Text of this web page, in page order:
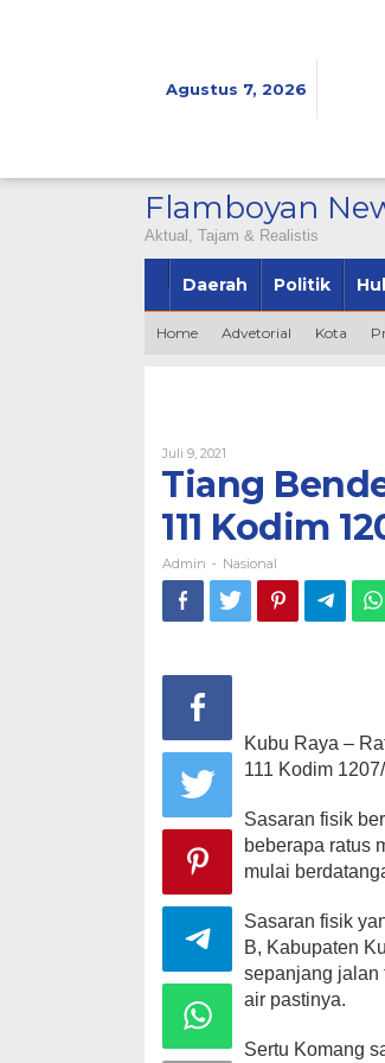
Agustus 7, 2026
Flamboyan
Aktual, Tajam & Realistis
Daerah Politik
Home Advetorial Kota
Juli 9, 2021
Tiang
111 Kodim
Admin - Nasional
Kubu Raya –
111 Kodim
Sasaran fisik
beberapa ratus
mulai
Sasaran fisik
B, Kabupaten
sepanjang jalan
air pastinya.
Sertu Komang